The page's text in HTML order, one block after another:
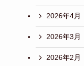
2026年4月
2026年3月
2026年2月